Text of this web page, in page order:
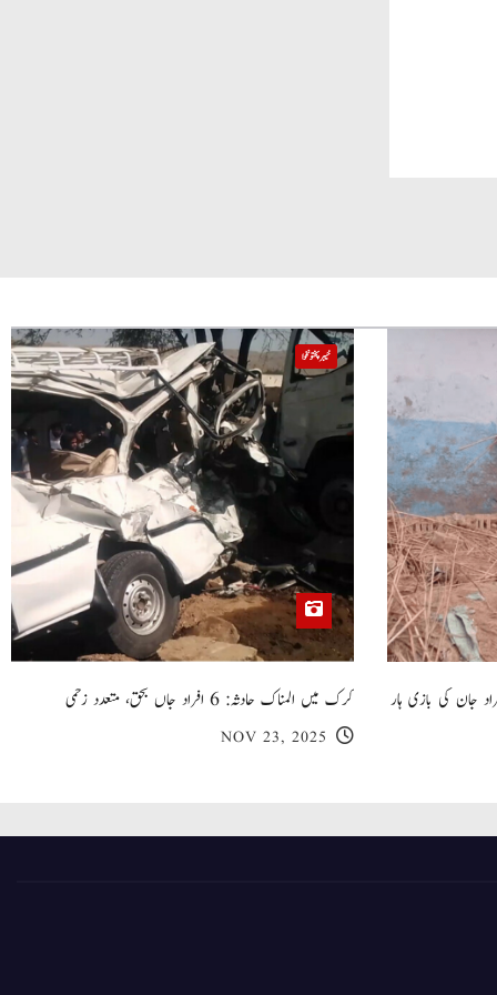
گھر کی چھت گرنے کا سانحہ: 5 افراد جان کی بازی ہار
خیبر پختونخوا
کرک میں المناک حادثہ: 6 افراد جاں بحق، متعدد زخمی
NOV 23, 2025